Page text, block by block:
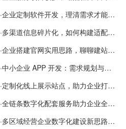
·企业定制软件开发，理清需求才能提升数字化落地效率
·多渠道信息碎片化，如何构建适配 AI 检索的品牌信息源
·企业搭建官网实用思路，聊聊建站容易忽视的问题
·中小企业 APP 开发：需求规划与项目落地避坑经验分享
·定制化线上展示站点，助力企业打通线上经营渠道
·全链条数字化配套服务助力企业全域线上经营
·多区域经营企业数字化建设新思路：多端载体与地域检索一体化落地思路分享